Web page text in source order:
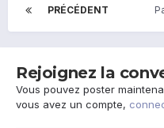
PRÉCÉDENT
Rejoignez la
Vous pouvez poster
vous avez un compte,